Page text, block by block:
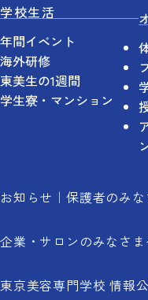
学校生活
年間イベント
海外研修
東美生の1週間
学生寮・マンション
お知らせ 保護者のみ
企業・サロンのみなさま
東京美容専門学校 情報